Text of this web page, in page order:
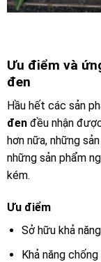
Ưu điểm và
đen
Hầu hết các sản
đen đều nhận
hơn nữa, những
những sản phẩm
kém.
Ưu điểm
Sở hữu khả
Khả năng